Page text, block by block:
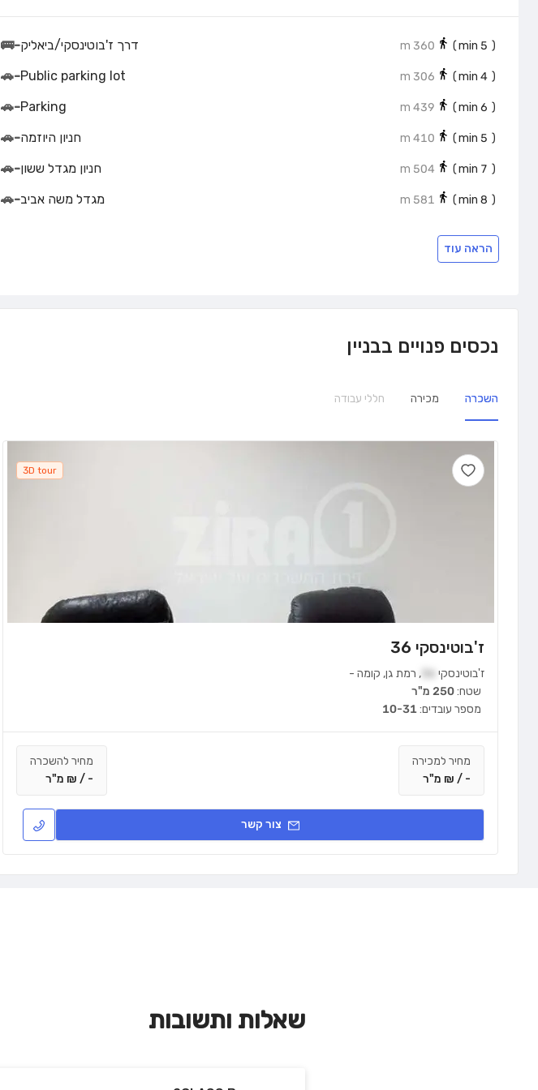
(
5
360 m דרך ז'בוטינסקי/ביאליק-
🚌
(
4
306 m
Public parking lot
-
🚗
(
6
439 m
Parking
-
🚗
(
5
410 m חניון היוזמה-
🚗
(
7
504 m חניון מגדל ששון-
🚗
(
8
581 m מגדל משה אביב-
🚗
הראה עוד
נכסים פנויים בבניין
השכרה מכירה חללי עבודה
3D tour
ז'בוטינסקי 36
ז'בוטינסקי , רמת גן, קומה -
שטח:250 מ"ר
מספר עובדים:10-31
מחיר למכירה
- / ₪ מ"ר
מחיר להשכרה
- / ₪ מ"ר
צור קשר
שאלות ותשובות